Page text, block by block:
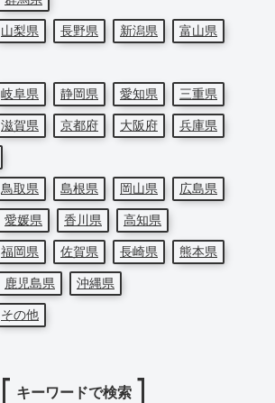
山梨県 長野県 新潟県
富山県
岐阜県 静岡県 愛知県
三重県
滋賀県 京都府 大阪府
兵庫県
鳥取県 島根県 岡山県
広島県
愛媛県 香川県
高知県
福岡県 佐賀県 長崎県
熊本県
鹿児島県
沖縄県
その他
キーワードで検索